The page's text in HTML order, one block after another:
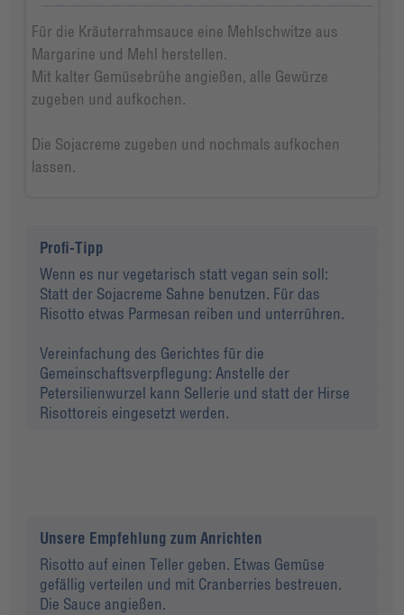
Für die Kräuterrahmsauce eine Mehlschwitze aus
Margarine und Mehl herstellen.
Mit kalter Gemüsebrühe angießen, alle Gewürze
zugeben und aufkochen.
Die Sojacreme zugeben und nochmals aufkochen
lassen.
Profi-Tipp
Wenn es nur vegetarisch statt vegan sein soll:
Statt der Sojacreme Sahne benutzen. Für das
Risotto etwas Parmesan reiben und unterrühren.
Vereinfachung des Gerichtes für die
Gemeinschaftsverpflegung: Anstelle der
Petersilienwurzel kann Sellerie und statt der Hirse
Risottoreis eingesetzt werden.
Unsere Empfehlung zum Anrichten
Risotto auf einen Teller geben. Etwas Gemüse
gefällig verteilen und mit Cranberries bestreuen.
Die Sauce angießen.